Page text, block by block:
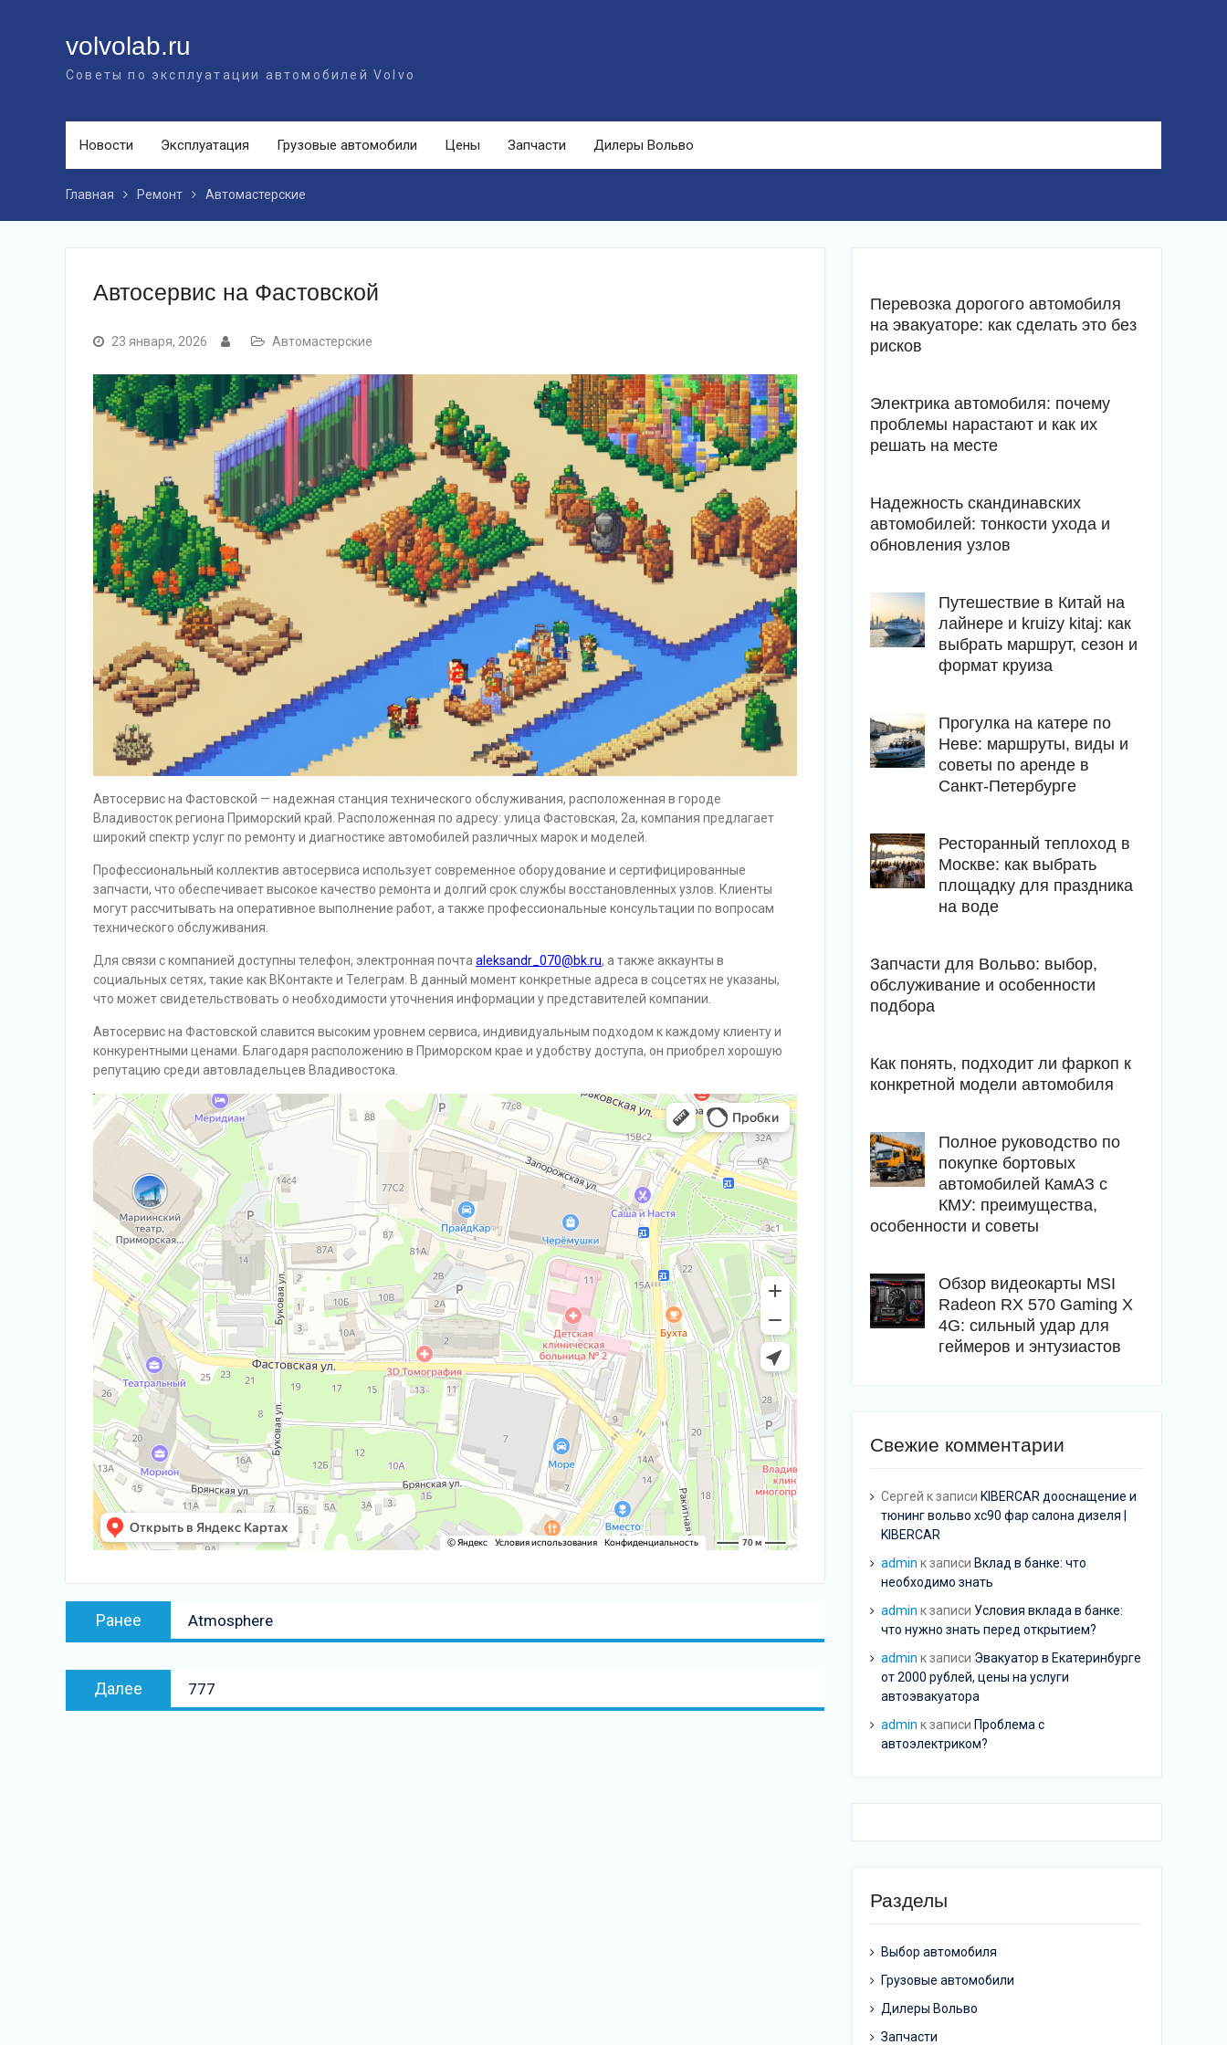
volvolab.ru
Советы по эксплуатации автомобилей Volvo
Новости Эксплуатация Грузовые автомобили Цены Запчасти Дилеры Вольво
Главная Ремонт Автомастерские
Автосервис на Фастовской
23 января, 2026 Автомастерские
Автосервис на Фастовской — надежная станция технического обслуживания, расположенная в городе
Владивосток региона Приморский край. Расположенная по адресу: улица Фастовская, 2а, компания предлагает
широкий спектр услуг по ремонту и диагностике автомобилей различных марок и моделей.
Профессиональный коллектив автосервиса использует современное оборудование и сертифицированные
запчасти, что обеспечивает высокое качество ремонта и долгий срок службы восстановленных узлов. Клиенты
могут рассчитывать на оперативное выполнение работ, а также профессиональные консультации по вопросам
технического обслуживания.
Для связи с компанией доступны телефон, электронная почтаaleksandr_070@bk.ru, а также аккаунты в
социальных сетях, такие как ВКонтакте и Телеграм. В данный момент конкретные адреса в соцсетях не указаны,
что может свидетельствовать о необходимости уточнения информации у представителей компании.
Автосервис на Фастовской славится высоким уровнем сервиса, индивидуальным подходом к каждому клиенту и
конкурентными ценами. Благодаря расположению в Приморском крае и удобству доступа, он приобрел хорошую
репутацию среди автовладельцев Владивостока.
Навигация
Ранее
Предыдущая
Atmosphere
Далее
Следующая
777
Перевозка дорогого автомобиля
на эвакуаторе: как сделать это без
рисков
Электрика автомобиля: почему
проблемы нарастают и как их
решать на месте
Надежность скандинавских
автомобилей: тонкости ухода и
обновления узлов
Путешествие в Китай на
лайнере и kruizy kitaj: как
выбрать маршрут, сезон и
формат круиза
Прогулка на катере по
Неве: маршруты, виды и
советы по аренде в
Санкт-Петербурге
Ресторанный теплоход в
Москве: как выбрать
площадку для праздника
на воде
Запчасти для Вольво: выбор,
обслуживание и особенности
подбора
Как понять, подходит ли фаркоп к
конкретной модели автомобиля
Полное руководство по
покупке бортовых
автомобилей КамАЗ с
КМУ: преимущества,
особенности и советы
Обзор видеокарты MSI
Radeon RX 570 Gaming X
4G: сильный удар для
геймеров и энтузиастов
Свежие комментарии
Сергей к записи KIBERCAR дооснащение и
тюнинг вольво хс90 фар салона дизеля |
KIBERCAR
admin к записи Вклад в банке: что
необходимо знать
admin к записи Условия вклада в банке:
что нужно знать перед открытием?
admin к записи Эвакуатор в Екатеринбурге
от 2000 рублей, цены на услуги
автоэвакуатора
admin к записи Проблема с
автоэлектриком?
Разделы
Выбор автомобиля
Грузовые автомобили
Дилеры Вольво
Запчасти